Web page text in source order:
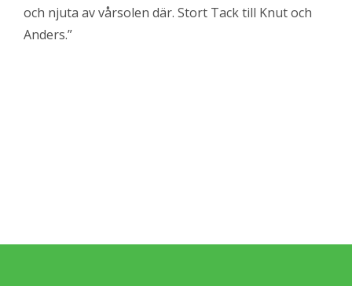
och njuta av vårsolen där. Stort Tack till Knut och
Anders.”